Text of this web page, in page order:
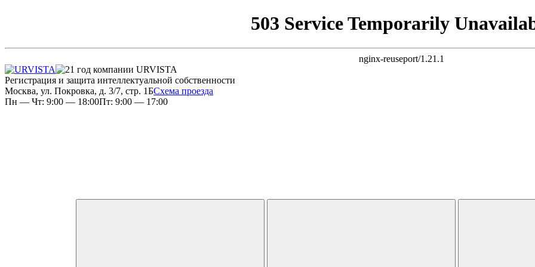
503 Service Temporarily
nginx-reuseport/1.21.1
Регистрация и защита интеллектуальной собственности
Москва, ул. Покровка, д. 3/7, стр. 1БСхема проезда
Пн — Чт: 9:00 — 18:00Пт: 9:00 — 17:00